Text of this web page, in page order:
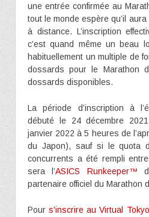
une entrée confirmée au
tout le monde espère qu’il
à distance. L’inscription
c’est quand même un beau
habituellement un multiple de
dossards pour le Marathon
dossards disponibles.
La période d’inscription à
débuté le 24 décembre
janvier 2022 à 5 heures de
du Japon), sauf si le quota
concurrents a été rempli
sera l’ASICS Runkeeper™
partenaire officiel du Marathon
Pours’inscrire au Virtual